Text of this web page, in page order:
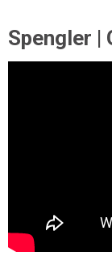
Spengler |